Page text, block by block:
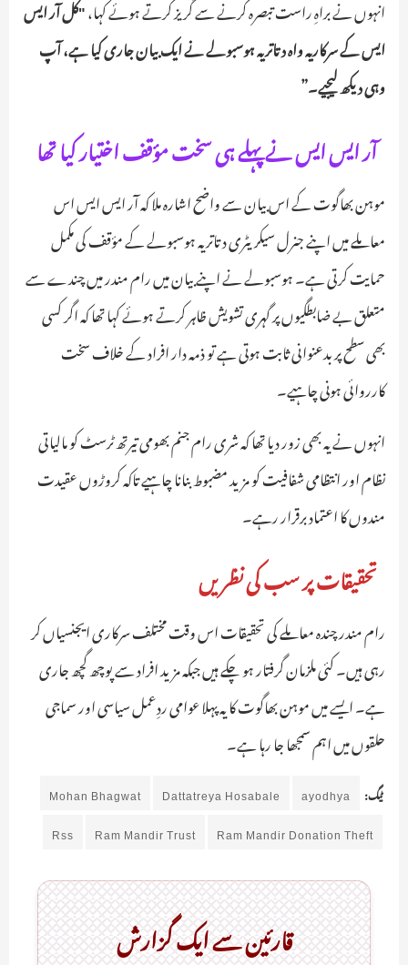
انہوں نے براہِ راست تبصرہ کرنے سے گریز کرتے ہوئے کہا،"کل آر ایس
ایس کے سرکاریہ واہ دتاتریہ ہوسبولے نے ایک بیان جاری کیا ہے، آپ
وہی دیکھ لیجیے۔”
آر ایس ایس نے پہلے ہی سخت مؤقف اختیار کیا تھا
موہن بھاگوت کے اس بیان سے واضح اشارہ ملا کہ آر ایس ایس اس
معاملے میں اپنے جنرل سیکریٹری دتاتریہ ہوسبولے کے مؤقف کی مکمل
حمایت کرتی ہے۔ ہوسبولے نے اپنے بیان میں رام مندر میں چندے سے
متعلق بے ضابطگیوں پر گہری تشویش ظاہر کرتے ہوئے کہا تھا کہ اگر کسی
بھی سطح پر بدعنوانی ثابت ہوتی ہے تو ذمہ دار افراد کے خلاف سخت
کارروائی ہونی چاہیے۔
انہوں نے یہ بھی زور دیا تھا کہ شری رام جنم بھومی تیرتھ ٹرسٹ کو مالیاتی
نظام اور انتظامی شفافیت کو مزید مضبوط بنانا چاہیے تاکہ کروڑوں عقیدت
مندوں کا اعتماد برقرار رہے۔
تحقیقات پر سب کی نظریں
رام مندر چندہ معاملے کی تحقیقات اس وقت مختلف سرکاری ایجنسیاں کر
رہی ہیں۔ کئی ملزمان گرفتار ہو چکے ہیں جبکہ مزید افراد سے پوچھ گچھ جاری
ہے۔ ایسے میں موہن بھاگوت کا یہ پہلا عوامی ردِعمل سیاسی اور سماجی
حلقوں میں اہم سمجھا جا رہا ہے۔
ٹیگ: ayodhya
Dattatreya Hosabale
Mohan Bhagwat
Ram Mandir Donation Theft
Ram Mandir Trust
Rss
قارئین سے ایک گزارش